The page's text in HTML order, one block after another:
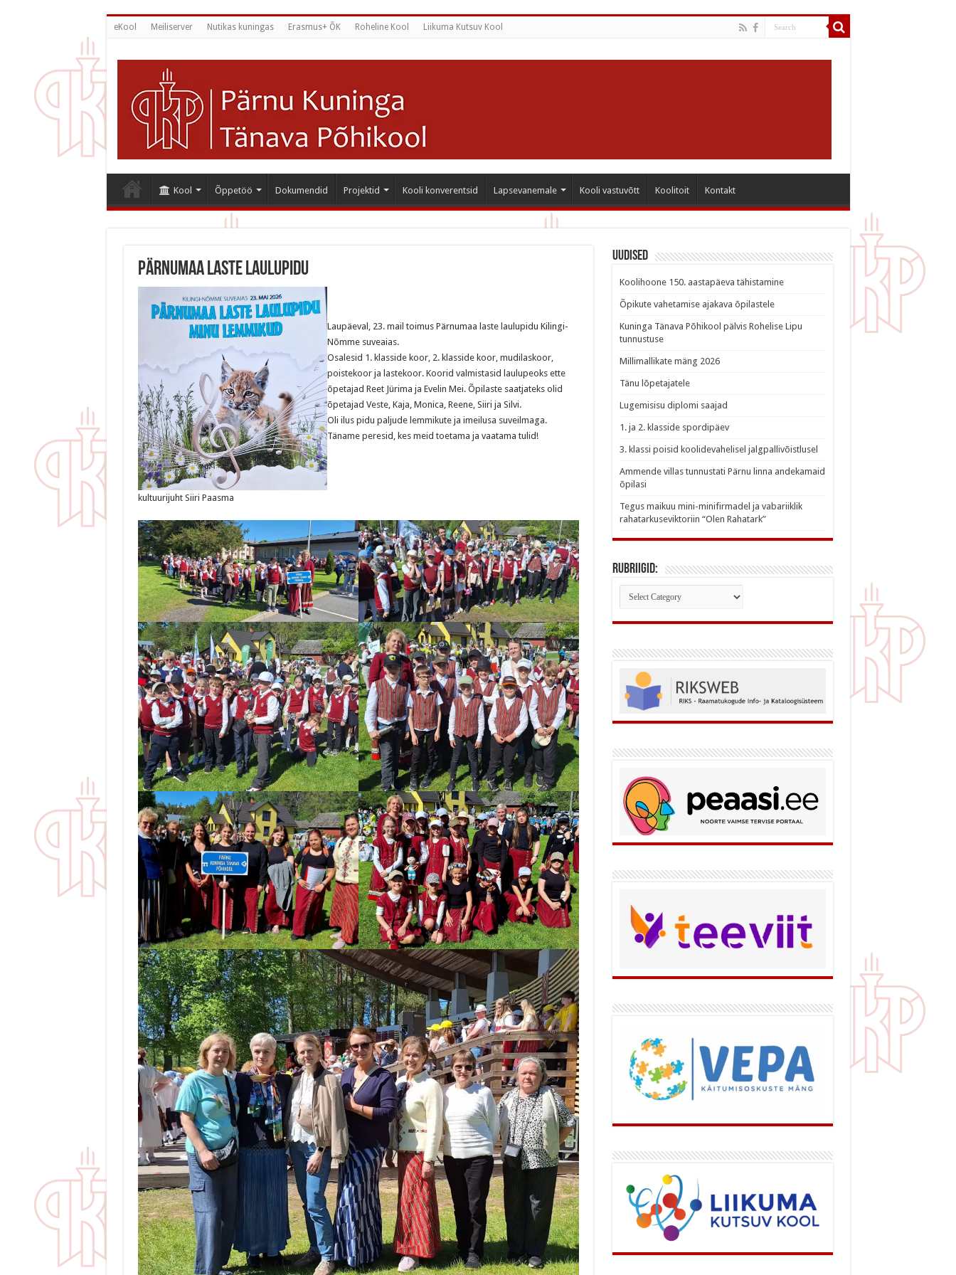
eKool Meiliserver Nutikas kuningas Erasmus+ ÕK Roheline Kool Liikuma Kutsuv Kool
Kool Õppetöö Dokumendid Projektid Kooli konverentsid Lapsevanemale Kooli vastuvõtt Koolitoit Kontakt
Pärnumaa laste laulupidu
Laupäeval, 23. mail toimus Pärnumaa laste laulupidu Kilingi-
Nõmme suveaias.
Osalesid 1. klasside koor, 2. klasside koor, mudilaskoor,
poistekoor ja lastekoor. Koorid valmistasid laulupeoks ette
õpetajad Reet Jürima ja Evelin Mei. Õpilaste saatjateks olid
õpetajad Veste, Kaja, Monica, Reene, Siiri ja Silvi.
Oli ilus pidu paljude lemmikute ja imeilusa suveilmaga.
Täname peresid, kes meid toetama ja vaatama tulid!
kultuurijuht Siiri Paasma
Uudised
Koolihoone 150. aastapäeva tähistamine
Õpikute vahetamise ajakava õpilastele
Kuninga Tänava Põhikool pälvis Rohelise Lipu
tunnustuse
Millimallikate mäng 2026
Tänu lõpetajatele
Lugemisisu diplomi saajad
1. ja 2. klasside spordipäev
3. klassi poisid koolidevahelisel jalgpallivõistlusel
Ammende villas tunnustati Pärnu linna andekamaid
õpilasi
Tegus maikuu mini-minifirmadel ja vabariiklik
rahatarkuseviktoriin “Olen Rahatark”
Rubriigid:
Rubriigid: